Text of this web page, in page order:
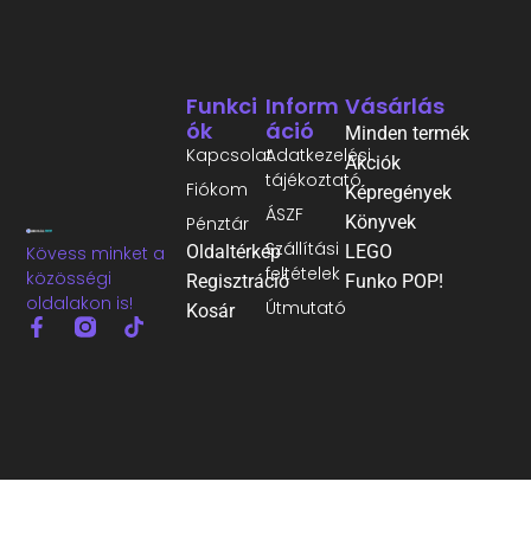
Kövess minket a
közösségi
oldalakon is!
Inform
Áció
Adatkezelési
tájékoztató
ÁSZF
Szállítási
feltételek
Útmutató
Funkci
Ók
Kapcsolat
Fiókom
Pénztár
Oldaltérkép
Regisztráció
Kosár
Vásárlás
Minden termék
Akciók
Képregények
Könyvek
LEGO
Funko POP!